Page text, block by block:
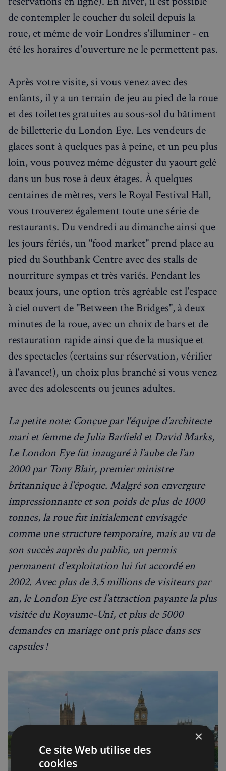
de contempler le coucher du soleil depuis la
roue, et même de voir Londres s'illuminer - en
été les horaires d'ouverture ne le permettent pas.
Après votre visite, si vous venez avec des
enfants, il y a un terrain de jeu au pied de la roue
et des toilettes gratuites au sous-sol du bâtiment
de billetterie du London Eye. Les vendeurs de
glaces sont à quelques pas à peine, et un peu plus
loin, vous pouvez même déguster du yaourt gelé
dans un bus rose à deux étages. À quelques
centaines de mètres, vers le Royal Festival Hall,
vous trouverez également toute une série de
restaurants. Du vendredi au dimanche ainsi que
les jours fériés, un "food market" prend place au
pied du Southbank Centre avec des stalls de
nourriture sympas et très variés. Pendant les
beaux jours, une option très agréable est l'espace
à ciel ouvert de "Between the Bridges", à deux
minutes de la roue, avec un choix de bars et de
restauration rapide ainsi que de la musique et
des spectacles (certains sur réservation, vérifier
à l'avance!), un choix plus branché si vous venez
avec des adolescents ou jeunes adultes.
La petite note: Conçue par l'équipe d'architecte
mari et femme de Julia Barfield et David Marks,
Le London Eye fut inauguré à l'aube de l'an
2000 par Tony Blair, premier ministre
britannique à l'époque. Malgré son envergure
impressionnante et son poids de plus de 1000
tonnes, la roue fut initialement envisagée
comme une structure temporaire, mais au vu de
son succès auprès du public, un permis
permanent d'exploitation lui fut accordé en
2002. Avec plus de 3.5 millions de visiteurs par
an, le London Eye est l'attraction payante la plus
visitée du Royaume-Uni, et plus de 5000
demandes en mariage ont pris place dans ses
capsules !
×
Ce site Web utilise des
cookies